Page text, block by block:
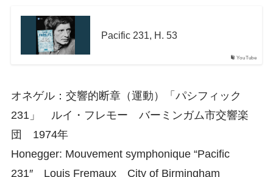
YouTube
Pacific 231, H. 53
オネゲル：交響的断章（運動）「パシフィック
231」 ルイ・フレモー バーミンガム市交響楽
団 1974年
Honegger: Mouvement symphonique “Pacific
231″ Louis Fremaux City of Birmingham